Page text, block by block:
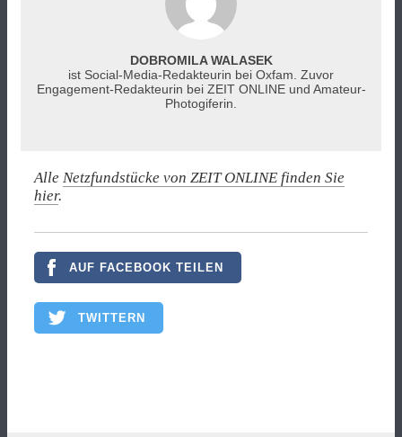
DOBROMILA WALASEK
ist Social-Media-Redakteurin bei Oxfam. Zuvor
Engagement-Redakteurin bei ZEIT ONLINE und Amateur-
Photogiferin.
Alle Netzfundstücke von ZEIT ONLINE finden Sie
hier.
AUF FACEBOOK TEILEN
TWITTERN